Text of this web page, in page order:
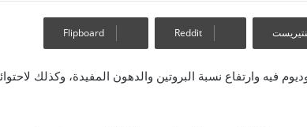
Flipboard
فيه وارتفاع نسبة البروتين والدهون المفيدة، وكذلك